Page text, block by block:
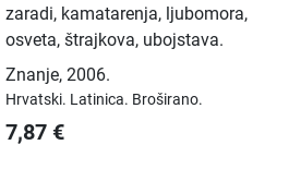
zaradi, kamatarenja, ljubomora,
osveta, štrajkova, ubojstava.
Znanje,2006.
Hrvatski. Latinica. Broširano.
7,87 €